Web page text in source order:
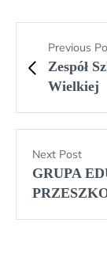
Previous
Zespół
Wielkiej
Next Post
GRUPA